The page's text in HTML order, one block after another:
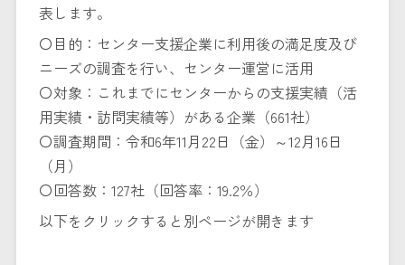
表します。
〇目的：センター支援企業に利用後の満足度及び
ニーズの調査を行い、センター運営に活用
〇対象：これまでにセンターからの支援実績（活
用実績・訪問実績等）がある企業（661社）
〇調査期間：令和6年11月22日（金）～12月16日
（月）
〇回答数：127社（回答率：19.2％）
以下をクリックすると別ページが開きます